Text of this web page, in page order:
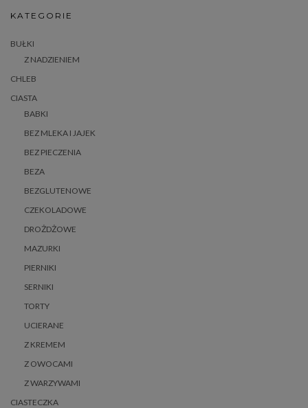
KATEGORIE
BUŁKI
Z NADZIENIEM
CHLEB
CIASTA
BABKI
BEZ MLEKA I JAJEK
BEZ PIECZENIA
BEZA
BEZGLUTENOWE
CZEKOLADOWE
DROŻDŻOWE
MAZURKI
PIERNIKI
SERNIKI
TORTY
UCIERANE
Z KREMEM
Z OWOCAMI
Z WARZYWAMI
CIASTECZKA